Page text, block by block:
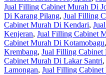
Jual Filling Cabinet Murah Di
Di Karang Pilang, Jual Filling
Cabinet Murah Di Kendari,
Kenjeran, Jual Filling Cabinet
Cabinet Murah Di Kotamobagu,
Krembang, Jual Filling
Cabinet Murah Di Lakar Santri,
Lamongan, Jual Filling